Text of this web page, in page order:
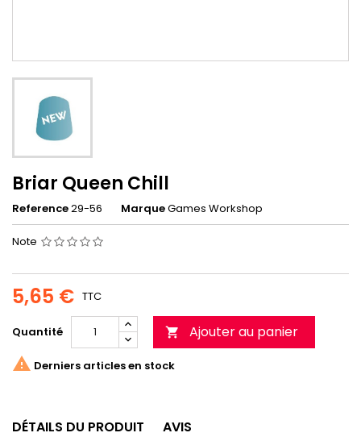
Briar Queen Chill
Reference29-56 MarqueGames Workshop
Note
5,65 € TTC
Quantité  Ajouter au panier
 Derniers articles en stock
DÉTAILS DU PRODUIT AVIS